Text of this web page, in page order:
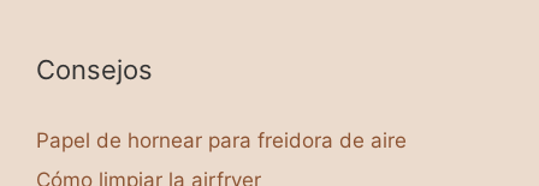
Consejos
Papel de hornear para freidora de aire
Cómo limpiar la airfryer